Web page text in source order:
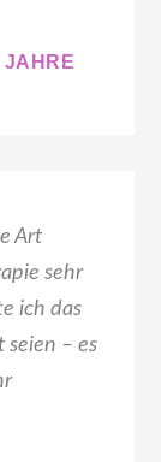
JAHRE
Art
sehr
ich das
seien – es